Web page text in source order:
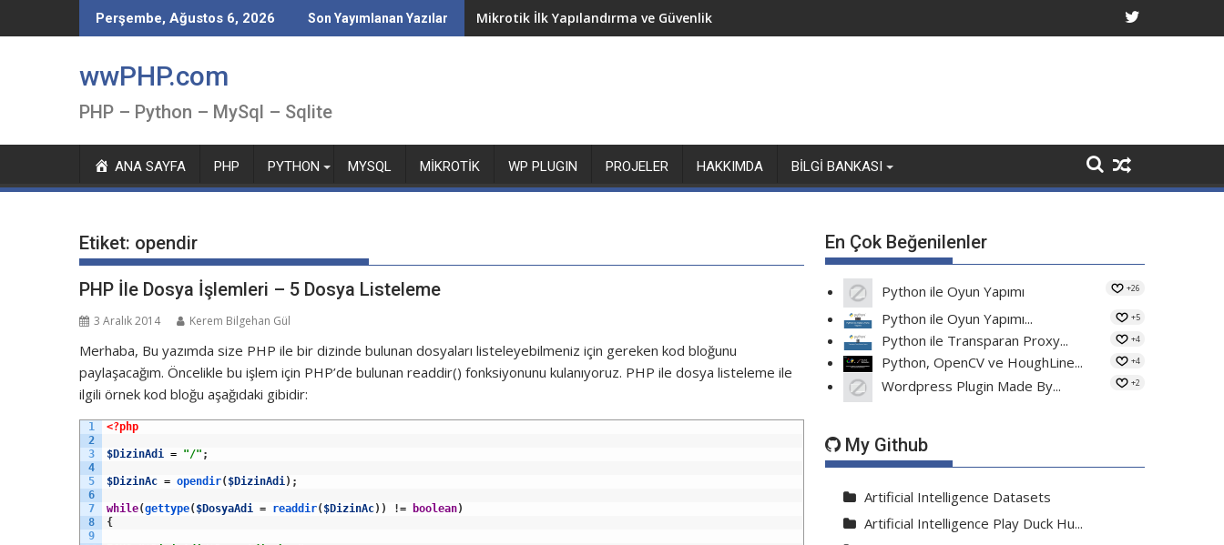
to
Perşembe, Ağustos 6, 2026 Son Yayımlanan Yazılar Mikrotik İlk Yapılandırma ve Güvenlik
wwPHP.com
PHP – Python – MySql – Sqlite
ANA SAYFA PHP PYTHON MYSQL MIKROTIK WP PLUGIN PROJELER HAKKIMDA BILGI BANKASI
Etiket: opendir
PHP İle Dosya İşlemleri – 5 Dosya Listeleme
3 Aralık 2014 Kerem Bilgehan Gül
Merhaba, Bu yazımda size PHP ile bir dizinde bulunan dosyaları listeleyebilmeniz için gereken kod bloğunu
paylaşacağım. Öncelikle bu işlem için PHP’de bulunan readdir() fonksiyonunu kulanıyoruz. PHP ile dosya listeleme ile
ilgili örnek kod bloğu aşağıdaki gibidir:
1
2
3
4
5
6
7
8
9
<?php
$DizinAdi = "/" ;
$DizinAc = opendir( $DizinAdi) ;
while(gettype( $DosyaAdi = readdir( $DizinAc) ) != boolean)
{
En Çok Beğenilenler
Python ile Oyun Yapımı +26
Python ile Oyun Yapımı... +5
Python ile Transparan Proxy... +4
Python, OpenCV ve HoughLine... +4
Wordpress Plugin Made By... +2
My Github
Artificial Intelligence Datasets
Artificial Intelligence Play Duck Hu...